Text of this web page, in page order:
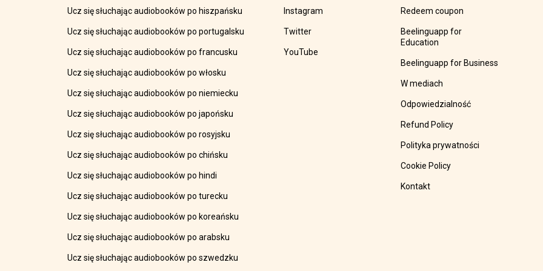
Ucz się słuchając audiobooków po hiszpańsku
Ucz się słuchając audiobooków po portugalsku
Ucz się słuchając audiobooków po francusku
Ucz się słuchając audiobooków po włosku
Ucz się słuchając audiobooków po niemiecku
Ucz się słuchając audiobooków po japońsku
Ucz się słuchając audiobooków po rosyjsku
Ucz się słuchając audiobooków po chińsku
Ucz się słuchając audiobooków po hindi
Ucz się słuchając audiobooków po turecku
Ucz się słuchając audiobooków po koreańsku
Ucz się słuchając audiobooków po arabsku
Ucz się słuchając audiobooków po szwedzku
Instagram
Twitter
YouTube
Redeem coupon
Beelinguapp for
Education
Beelinguapp for Business
W mediach
Odpowiedzialność
Refund Policy
Polityka prywatności
Cookie Policy
Kontakt